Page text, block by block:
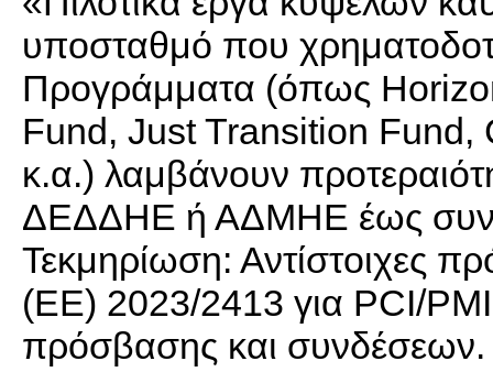
υποσταθμό που
Προγράμματα (όπως
Fund, Just Transition
κ.α.) λαμβάνουν
ΔΕΔΔΗΕ ή ΑΔΜΗΕ έως
Τεκμηρίωση: Αντίστοιχες
(ΕΕ) 2023/2413 για PCI/
πρόσβασης και συνδέσεων.